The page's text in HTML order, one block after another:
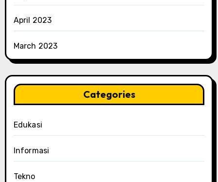
April 2023
March 2023
Categories
Edukasi
Informasi
Tekno